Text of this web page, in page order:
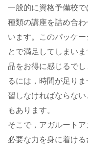
一般的に資格予備校
種類の講座を詰め合
います。このパッケ
とで満足してしまい
品をお得に感じるで
るには，時間が足り
習しなければならな
もあります。
そこで，アガルート
必要な力を身に着け